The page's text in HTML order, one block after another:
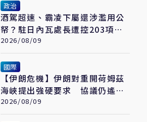
政治
酒駕超速、霸凌下屬還涉濫用公
帑？駐日內瓦處長遭控203項爭
議 外交部啟動調查
2026/08/09
國際
【伊朗危機】伊朗對重開荷姆茲
海峽提出強硬要求 協議仍遙不
可及
2026/08/09